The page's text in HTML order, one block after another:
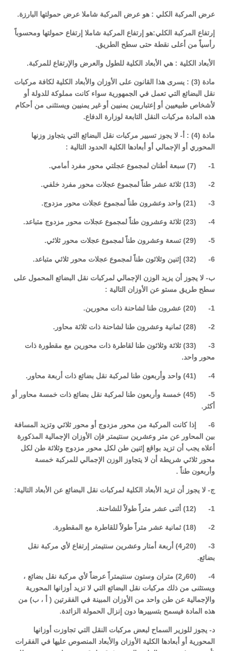
عرض المركبة الكلي : هو عرض المركبة شاملا عرض حمولتها البارزة.
إرتفاع المركبة الكلي:هو إرتفاع المركبة شاملا إرتفاع حمولتها ومحسوباً
رأسياً من أعلى نقطة حتى سطح الطريق.
الأبعاد الكلية : هي الأبعاد الكلية للطول والعرض والإرتفاع للمركبة.
مادة (3) : يسرى هذا القانون على الأوزان والأبعاد الكلية لكافة مركبات
نقل البضائع التي تعمل في الجمهورية سواء كانت مملوكة للدولة أو
لأشخاص طبيعيين أو إعتباريين يمنيين أو غير يمنيين ويستثنى من أحكام
هذه المادة مركبات النقل التابعة لوزارة الدفاع.
مادة (4) : أ- لا يجوز تسيير مركبات نقل البضائع التي يتجاوز وزنها
المحوري أو الإجمالي أو أبعادها الكلية الحدود التالية :
1- (7) سبعة أطنان لمجموع عجلتي محور مفرد أمامي.
2- (13) ثلاثة عشر طناً لمجموع عجلات محور مفرد خلفي.
3- (21) واحد وعشرون طناً لمجموع عجلات محور مزدوج.
4- (23) ثلاثة وعشرون طناً لمجموع عجلات محور مزدوج متباعد.
5- (29) تسعة وعشرون طناً لمجموع عجلات محور ثلاثي.
6- (32) إثنين وثلاثون طناً لمجموع عجلات محور ثلاثي متباعد.
ب- لا يجوز أن يزيد الوزن الإجمالي لمركبات نقل البضائع المحمول على
سطح طريق مستو عن الأوزان التالية :
1- (20) عشرون طنا لشاحنة ذات محورين.
2- (28) ثمانية وعشرون طنا لشاحنة ذات ثلاثة محاور.
3- (33) ثلاثة وثلاثون طنا لقاطرة ذات محورين مع مقطورة ذات
محور واحد.
4- (41) واحد وأربعون طنا لمركبة نقل بضائع ذات أربعة محاور.
5- (45) خمسة وأربعون طنا لمركبة نقل بضائع ذات خمسة محاور أو
أكثر.
6- إذا كانت المركبة من محور مزدوج أو محور ثلاثي وتزيد المسافة
بين المحاور عن متر وعشرين سنتيمتر فإن الأوزان الإجمالية المذكورة
أعلاه يجب أن تزيد بواقع إثنين طن لكل محور مزدوج وثلاثة طن لكل
محور ثلاثي شريطة أن لا يتجاوز الوزن الإجمالي للمركبة خمسة
وأربعون طناً .
ج- لا يجوز أن تزيد الأبعاد الكلية لمركبات نقل البضائع عن الأبعاد التالية:
1- (12) أثنى عشر متراً طولاً للشاحنة.
2- (18) ثمانية عشر متراً طولاً للقاطرة مع المقطورة.
3- (20ر4) أربعة أمتار وعشرين سنتيمتر إرتفاع لأي مركبة نقل
بضائع.
4- (60ر2) متران وستون سنتيمتراً عرضاً لأي مركبة نقل بضائع ،
ويستثنى من ذلك مركبات نقل البضائع التي لا تزيد أوزانها المحورية
والإجمالية عن طن واحد من الأوزان المبينة في الفقرتين ( أ ، ب) من
هذه المادة فيسمح بتسييرها دون إنزال الحمولة الزائدة.
د- يجوز للوزير السماح لبعض مركبات النقل التي تجاوزت أوزانها
المحورية أو أبعادها الكلية الأوزان والأبعاد المنصوص عليها في الفقرات